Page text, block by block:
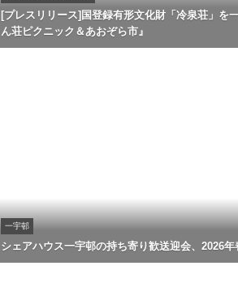
[プレスリリース]国登録有形文化財「冷泉荘」を
ん荘ピクニック＆あおぞら市』
一宇邨
シェアハウス一宇邨の持ち寄り歓送迎会、2026年